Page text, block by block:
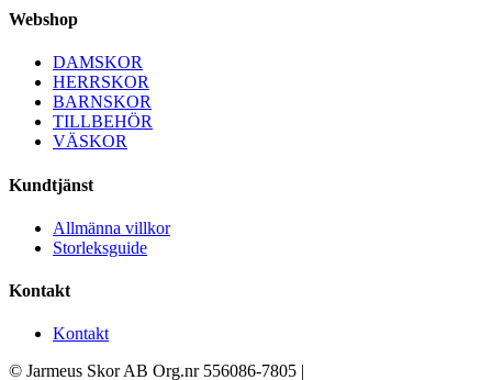
Webshop
DAMSKOR
HERRSKOR
BARNSKOR
TILLBEHÖR
VÄSKOR
Kundtjänst
Allmänna villkor
Storleksguide
Kontakt
Kontakt
© Jarmeus Skor AB Org.nr 556086-7805 |